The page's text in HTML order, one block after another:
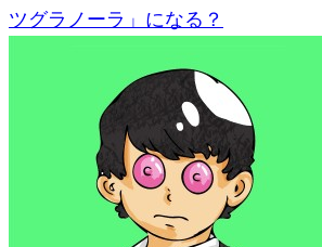
ツグラノーラ」になる？